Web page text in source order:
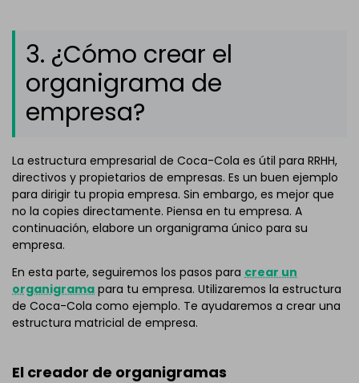
3. ¿Cómo crear el
organigrama de
empresa?
La estructura empresarial de Coca-Cola es útil para RRHH,
directivos y propietarios de empresas. Es un buen ejemplo
para dirigir tu propia empresa. Sin embargo, es mejor que
no la copies directamente. Piensa en tu empresa. A
continuación, elabore un organigrama único para su
empresa.
En esta parte, seguiremos los pasos para crear un
organigrama para tu empresa. Utilizaremos la estructura
de Coca-Cola como ejemplo. Te ayudaremos a crear una
estructura matricial de empresa.
El creador de organigramas